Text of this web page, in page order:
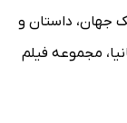
جهان، داستان و
، مجموعه فیلم